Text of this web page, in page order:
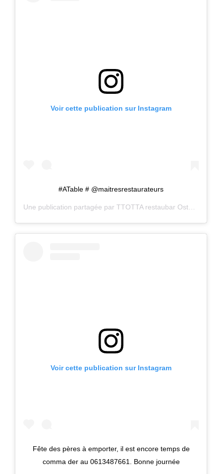
Voir cette publication sur Instagram
#ATable # @maitresrestaurateurs
Une publication partagée par TTOTTA restaubar Ostatua
Voir cette publication sur Instagram
Fête des pères à emporter, il est encore temps de
comma der au 0613487661. Bonne journée